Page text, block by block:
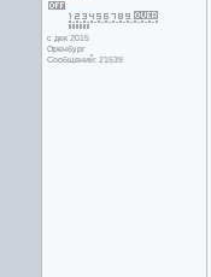
с дек 2015
Оренбург
Сообщений: 21539